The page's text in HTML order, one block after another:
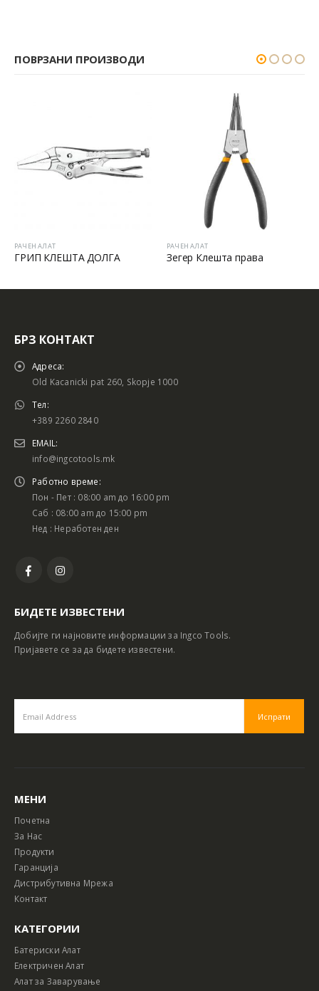
ПОВРЗАНИ ПРОИЗВОДИ
РАЧЕН АЛАТ
ГРИП КЛЕШТА ДОЛГА
РАЧЕН АЛАТ
Зегер Клешта права
БРЗ КОНТАКТ
Адреса:
Old Kacanicki pat 260, Skopje 1000
Тел:
+389 2260 2840
EMAIL:
info@ingcotools.mk
Работно време:
Пон - Пет : 08:00 am до 16:00 pm
Саб : 08:00 am до 15:00 pm
Нед : Неработен ден
БИДЕТЕ ИЗВЕСТЕНИ
Добијте ги најновите информации за Ingco Tools.
Пријавете се за да бидете известени.
МЕНИ
Почетна
За Нас
Продукти
Гаранција
Дистрибутивна Мрежа
Контакт
КАТЕГОРИИ
Батериски Алат
Електричен Алат
Алат за Заварување